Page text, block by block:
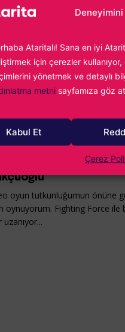
Ataritalı! Sana en iyi
için çerezler
yönetmek ve detaylı
metni sayfamıza göz
Kabul Et
Çerez
savaşları açısından
galibi sayılacak.
için kolları
oyun tutkunluğumun önüne
oynuyorum. Fighting Force ile